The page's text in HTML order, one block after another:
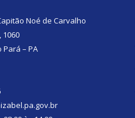
Noé de Carvalho
1060
– PA